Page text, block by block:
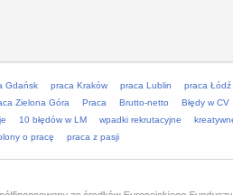
Gdańsk praca Kraków praca Lublin
praca Łódź
Zielona Góra Praca Brutto-netto
Błędy w CV
10 błędów w LM wpadki rekrutacyjne
o pracę praca z pasji